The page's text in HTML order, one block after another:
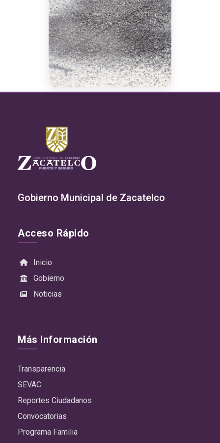
Gobierno Municipal de Zacatelco
Acceso Rápido
Inicio
Gobierno
Noticias
Más Información
Transparencia
SEVAC
Reportes Ciudadanos
Convocatorias
Programa Familia